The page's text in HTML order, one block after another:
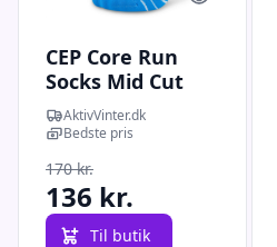
CEP Core Run
Socks Mid Cut
5.0,
løbestrømper,
AktivVinter.dk
Bedste pris
170 kr.
136 kr.
Til butik